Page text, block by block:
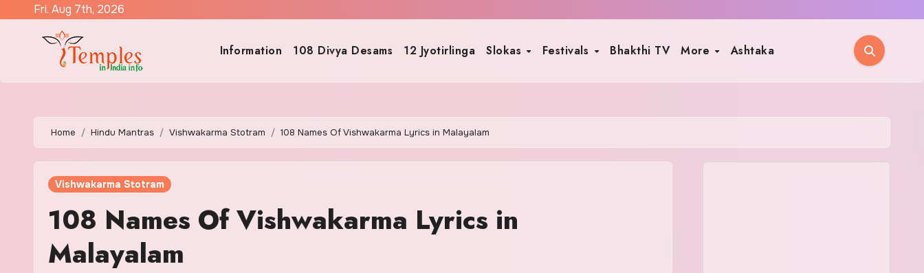
Fri. Aug 7th, 2026
Information 108 Divya Desams 12 Jyotirlinga Slokas Festivals Bhakthi TV More Ashtaka
Home Hindu Mantras Vishwakarma Stotram 108 Names Of Vishwakarma Lyrics in Malayalam
Vishwakarma Stotram
108 Names Of Vishwakarma Lyrics in
Malayalam